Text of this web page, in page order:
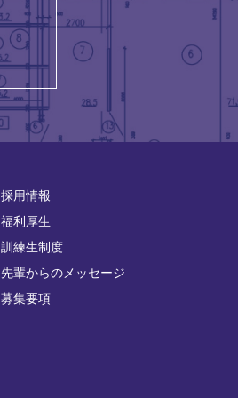
採用情報
福利厚生
訓練生制度
先輩からのメッセージ
募集要項